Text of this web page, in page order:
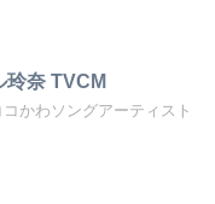
玲奈 TVCM
かわソングアーティスト